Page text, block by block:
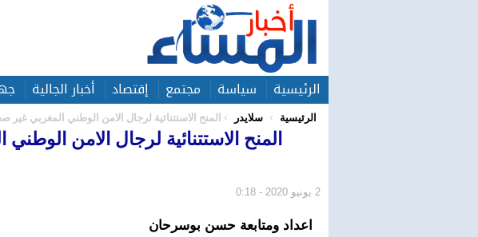
الرئيسية سياسة مجتمع إقتصاد أخبار الجالية
الرئيسية سلايدر المنح الاستتنائية لرجال الامن الوطني المغربي غير
المنح الاستتنائية لرجال الامن
2 يونيو 2020 - 0:18
اعداد ومتابعة حسن بوسرحان